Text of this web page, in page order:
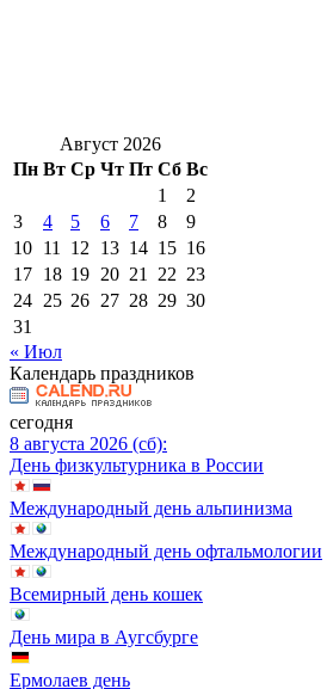
Август 2026
Пн Вт Ср Чт Пт Сб Вс
1
2
3
4 5 6 7 8
9
10 11 12 13 14 15 16
17 18 19 20 21 22 23
24 25 26 27 28 29 30
31
« Июл
Календарь праздников
сегодня
8 августа 2026 (сб):
День физкультурника в России
Международный день альпинизма
Международный день офтальмологии
Всемирный день кошек
День мира в Аугсбурге
Ермолаев день